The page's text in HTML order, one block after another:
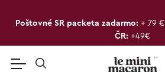
Poštovné SR packeta zadarmo: + 79 €
ČR: +49€